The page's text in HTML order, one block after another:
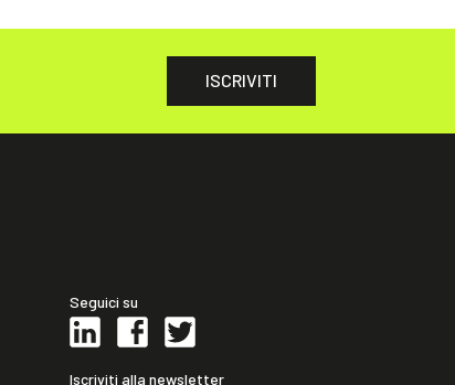
ISCRIVITI
Seguici su
Iscriviti alla newsletter